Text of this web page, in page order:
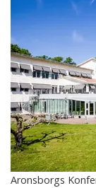
Aronsborgs